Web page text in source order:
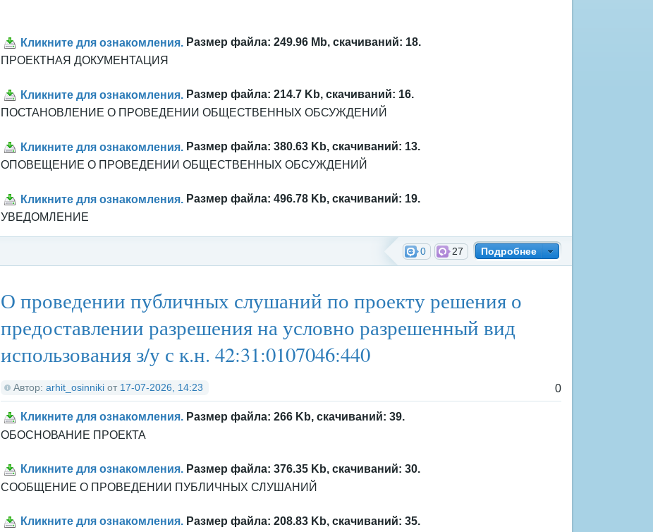
Кликните для ознакомления. Размер файла: 249.96 Mb, скачиваний: 18.
ПРОЕКТНАЯ ДОКУМЕНТАЦИЯ
Кликните для ознакомления. Размер файла: 214.7 Kb, скачиваний: 16.
ПОСТАНОВЛЕНИЕ О ПРОВЕДЕНИИ ОБЩЕСТВЕННЫХ ОБСУЖДЕНИЙ
Кликните для ознакомления. Размер файла: 380.63 Kb, скачиваний: 13.
ОПОВЕЩЕНИЕ О ПРОВЕДЕНИИ ОБЩЕСТВЕННЫХ ОБСУЖДЕНИЙ
Кликните для ознакомления. Размер файла: 496.78 Kb, скачиваний: 19.
УВЕДОМЛЕНИЕ
Подробнее
27
0
О проведении публичных слушаний по проекту решения о
предоставлении разрешения на условно разрешенный вид
использования з/у с к.н. 42:31:0107046:440
Автор: arhit_osinniki от 17-07-2026, 14:23 0
Кликните для ознакомления. Размер файла: 266 Kb, скачиваний: 39.
ОБОСНОВАНИЕ ПРОЕКТА
Кликните для ознакомления. Размер файла: 376.35 Kb, скачиваний: 30.
СООБЩЕНИЕ О ПРОВЕДЕНИИ ПУБЛИЧНЫХ СЛУШАНИЙ
Кликните для ознакомления. Размер файла: 208.83 Kb, скачиваний: 35.